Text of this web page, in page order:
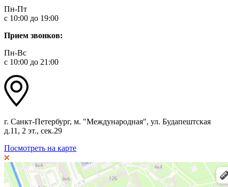
Пн-Пт
с 10:00 до 19:00
Прием звонков:
Пн-Вс
с 10:00 до 21:00
г. Санкт-Петербург, м. "Международная", ул. Будапештская
д.11, 2 эт., сек.29
Посмотреть на карте